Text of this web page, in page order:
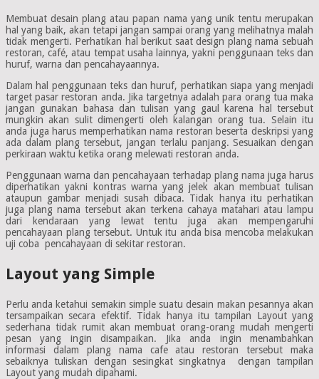
Membuat desain plang atau papan nama yang unik tentu merupakan
hal yang baik, akan tetapi jangan sampai orang yang melihatnya malah
tidak mengerti. Perhatikan hal berikut saat design plang nama sebuah
restoran, café, atau tempat usaha lainnya, yakni penggunaan teks dan
huruf, warna dan pencahayaannya.
Dalam hal penggunaan teks dan huruf, perhatikan siapa yang menjadi
target pasar restoran anda. Jika targetnya adalah para orang tua maka
jangan gunakan bahasa dan tulisan yang gaul karena hal tersebut
mungkin akan sulit dimengerti oleh kalangan orang tua. Selain itu
anda juga harus memperhatikan nama restoran beserta deskripsi yang
ada dalam plang tersebut, jangan terlalu panjang. Sesuaikan dengan
perkiraan waktu ketika orang melewati restoran anda.
Penggunaan warna dan pencahayaan terhadap plang nama juga harus
diperhatikan yakni kontras warna yang jelek akan membuat tulisan
ataupun gambar menjadi susah dibaca. Tidak hanya itu perhatikan
juga plang nama tersebut akan terkena cahaya matahari atau lampu
dari kendaraan yang lewat tentu juga akan mempengaruhi
pencahayaan plang tersebut. Untuk itu anda bisa mencoba melakukan
uji coba pencahayaan di sekitar restoran.
Layout yang Simple
Perlu anda ketahui semakin simple suatu desain makan pesannya akan
tersampaikan secara efektif. Tidak hanya itu tampilan Layout yang
sederhana tidak rumit akan membuat orang-orang mudah mengerti
pesan yang ingin disampaikan. Jika anda ingin menambahkan
informasi dalam plang nama cafe atau restoran tersebut maka
sebaiknya tuliskan dengan sesingkat singkatnya dengan tampilan
Layout yang mudah dipahami.